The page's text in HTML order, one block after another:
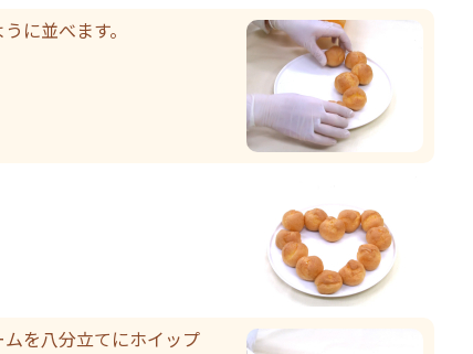
に並べます。
を八分立てにホイップ